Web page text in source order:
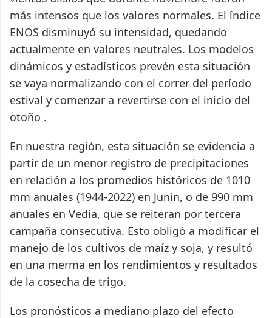
más intensos que los valores normales. El índice
ENOS disminuyó su intensidad, quedando
actualmente en valores neutrales. Los modelos
dinámicos y estadísticos prevén esta situación
se vaya normalizando con el correr del período
estival y comenzar a revertirse con el inicio del
otoño .
En nuestra región, esta situación se evidencia a
partir de un menor registro de precipitaciones
en relación a los promedios históricos de 1010
mm anuales (1944-2022) en Junín, o de 990 mm
anuales en Vedia, que se reiteran por tercera
campaña consecutiva. Esto obligó a modificar el
manejo de los cultivos de maíz y soja, y resultó
en una merma en los rendimientos y resultados
de la cosecha de trigo.
Los pronósticos a mediano plazo del efecto